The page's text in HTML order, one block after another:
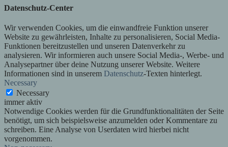
Datenschutz-Center
Wir verwenden Cookies, um die einwandfreie Funktion unserer
Website zu gewährleisten, Inhalte zu personalisieren, Social Media-
Funktionen bereitzustellen und unseren Datenverkehr zu
analysieren. Wir informieren auch unsere Social Media-, Werbe- und
Analysepartner über deine Nutzung unserer Website. Weitere
Informationen sind in unserem Datenschutz-Texten hinterlegt.
Necessary
Necessary
immer aktiv
Notwendige Cookies werden für die Grundfunktionalitäten der Seite
benötigt, um sich beispielsweise anzumelden oder Kommentare zu
schreiben. Eine Analyse von Userdaten wird hierbei nicht
vorgenommen.